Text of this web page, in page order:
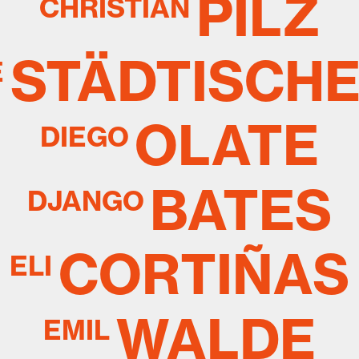
CHRISTIANPILZ
DIEGOOLATE
DJANGOBATES
ELICORTIÑAS
EMILWALDE